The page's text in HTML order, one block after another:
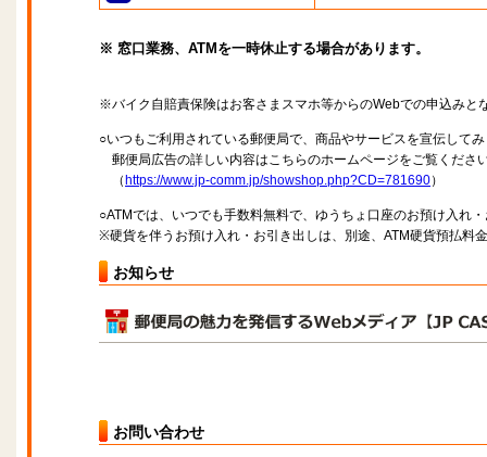
※ 窓口業務、ATMを一時休止する場合があります。
※バイク自賠責保険はお客さまスマホ等からのWebでの申込みと
○いつもご利用されている郵便局で、商品やサービスを宣伝して
郵便局広告の詳しい内容はこちらのホームページをご覧くださ
（ https://www.jp-comm.jp/showshop.php?CD=781690）
○ATMでは、いつでも手数料無料で、ゆうちょ口座のお預け入れ
※硬貨を伴うお預け入れ・お引き出しは、別途、ATM硬貨預払料
お知らせ
お問い合わせ